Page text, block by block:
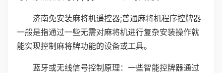
济南免安装麻将机遥控器;普通麻将机程序控牌器
一般是指通过一些无需对麻将机进行复杂安装操作就
能实现控制麻将牌功能的设备或工具。
蓝牙或无线信号控制原理：一些智能控牌器通过